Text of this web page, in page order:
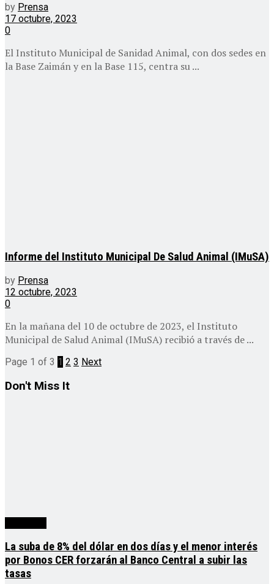
by Prensa
17 octubre, 2023
0
El Instituto Municipal de Sanidad Animal, con dos sedes en
la Base Zaimán y en la Base 115, centra su ...
Informe del Instituto Municipal De Salud Animal (IMuSA)
by Prensa
12 octubre, 2023
0
En la mañana del 10 de octubre de 2023, el Instituto
Municipal de Salud Animal (IMuSA) recibió a través de ...
Page 1 of 3 1 2 3 Next
Don't Miss It
La suba de 8% del dólar en dos días y el menor interés
por Bonos CER forzarán al Banco Central a subir las
tasas